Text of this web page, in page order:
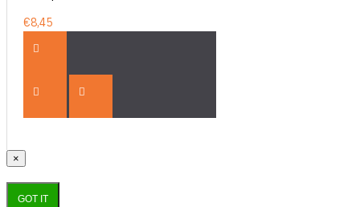
€8,45
×
GOT IT